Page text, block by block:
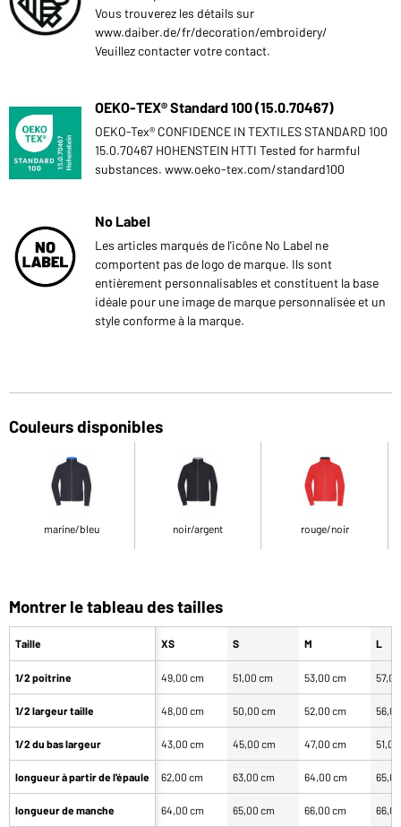
Vous trouverez les détails sur
www.daiber.de/fr/decoration/embroidery/
Veuillez contacter votre contact.
OEKO-TEX® Standard 100 (15.0.70467)
OEKO-Tex® CONFIDENCE IN TEXTILES STANDARD 100
15.0.70467 HOHENSTEIN HTTI Tested for harmful
substances. www.oeko-tex.com/standard100
No Label
Les articles marqués de l'icône No Label ne
comportent pas de logo de marque. Ils sont
entièrement personnalisables et constituent la base
idéale pour une image de marque personnalisée et un
style conforme à la marque.
Couleurs disponibles
marine/bleu noir/argent rouge/noir
Montrer le tableau des tailles
Taille
1/2 poitrine
1/2 largeur taille
1/2 du bas largeur
longueur à partir de l'épaule
longueur de manche
XS S M L
49,00 cm 51,00 cm 53,00 cm
48,00 cm 50,00 cm 52,00 cm
43,00 cm 45,00 cm 47,00 cm
62,00 cm 63,00 cm 64,00 cm
64,00 cm 65,00 cm 66,00 cm